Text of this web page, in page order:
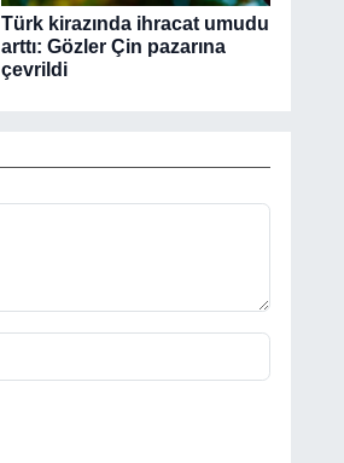
Türk kirazında ihracat umudu
arttı: Gözler Çin pazarına
çevrildi